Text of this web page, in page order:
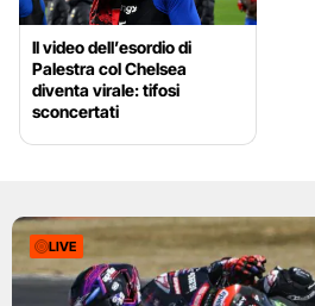
Il video dell’esordio di
Palestra col Chelsea
diventa virale: tifosi
sconcertati
LIVE